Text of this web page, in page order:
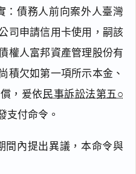
：債務人前向案外人臺灣
司申請信用卡使用，嗣該
權人富邦資產管理股份有
積欠如第一項所示本金、
，爰依民事訴訟法第五○
支付命令。
間內提出異議，本命令與